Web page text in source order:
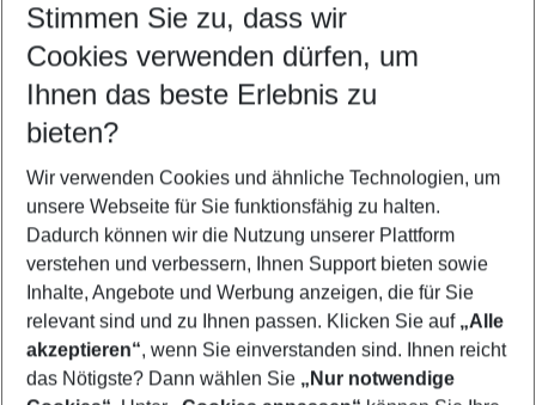
Abflughafen wählen
Beliebiger Abflughafen
Reisezeitraum wählen
09.08.26– 07.08.27 5-8 Nächte
2 Erwachsene Keine Kinder
Mehr Filter anzeigen
Stimmen Sie zu, dass wir
Cookies verwenden dürfen, um
Ihnen das beste Erlebnis zu
bieten?
Wir verwenden Cookies und ähnliche Technologien, um
unsere Webseite für Sie funktionsfähig zu halten.
Dadurch können wir die Nutzung unserer Plattform
verstehen und verbessern, Ihnen Support bieten sowie
Inhalte, Angebote und Werbung anzeigen, die für Sie
relevant sind und zu Ihnen passen. Klicken Sie auf „Alle
akzeptieren“, wenn Sie einverstanden sind. Ihnen reicht
das Nötigste? Dann wählen Sie „Nur notwendige